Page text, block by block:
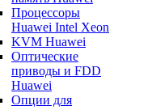
Процессоры
Huawei Intel Xeon
KVM Huawei
Оптические
приводы и FDD
Huawei
Опции для